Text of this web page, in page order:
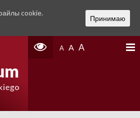
A A A
cookie.
Принимаю